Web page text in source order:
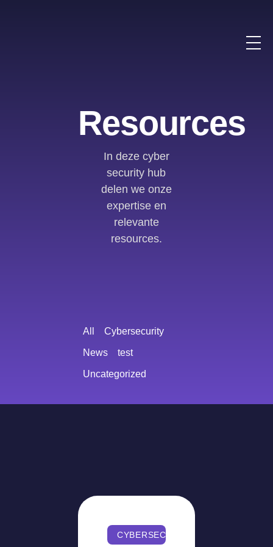
Resources
In deze cyber
security hub
delen we onze
expertise en
relevante
resources.
Cybersecurity
News test
Uncategorized
All
CYBERSECURITY